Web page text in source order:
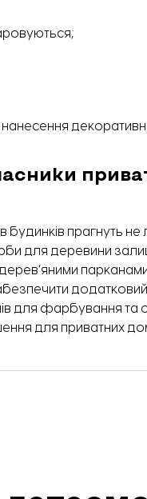
будинків прагнуть
для деревини
для фарбування та
для приватних